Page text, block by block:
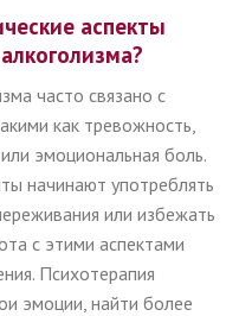
аспекты
часто связано с
как тревожность,
эмоциональная боль.
начинают употреблять
или избежать
с этими аспектами
Психотерапия
эмоции, найти более